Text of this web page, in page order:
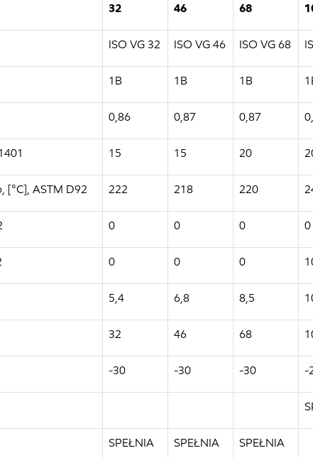
32 46 68
ISO VG 32 ISO VG 46 ISO VG 68
1B 1B 1B
0,86 0,87 0,87
15 15 20
[°C], ASTM D92 222 218 220
0 0 0 0
0 0 0
5,4 6,8 8,5
32 46 68
-30 -30 -30 -
SPEŁNIA SPEŁNIA SPEŁNIA